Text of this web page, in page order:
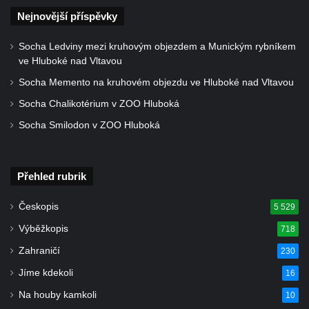
Ředhošti
Hrob Jaromíra Tajče na hřbitově u kostela
svatého Jiljí v Ředhošti
Kenotaf Josefa Kozlíka na hřbitově u
kostela svatého Jiljí v Ředhošti
ulici v Horním Jiřetíně
Pomník obětem 1. světové války u kostela
Hrob vojáka Rudé armády na hřbitově v
Nejnovější příspěvky
Socha Ledviny mezi kruhovým objezdem a Munickým rybníkem
ve Hluboké nad Vltavou
Socha Memento na kruhovém objezdu ve Hluboké nad Vltavou
Socha Chalikotérium v ZOO Hluboká
Socha Smilodon v ZOO Hluboká
Přehled rubrik
Českopis 5 529
Výběžkopis 718
Zahraničí 230
Jíme kdekoli 16
Na houby kamkoli 10